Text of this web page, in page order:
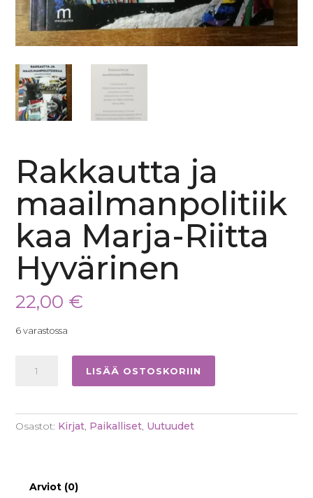
Rakkautta ja
maailmanpolitiik
kaa Marja-Riitta
Hyvärinen
22,00 €
6 varastossa
Marja-
Riitta
LISÄÄ OSTOSKORIIN
Osastot: Kirjat, Paikalliset, Uutuudet
Arviot (0)